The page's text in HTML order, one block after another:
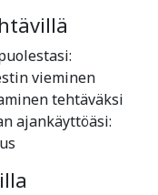
vieminen
tehtäväksi
ajankäyttöäsi: